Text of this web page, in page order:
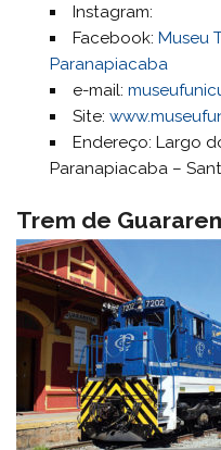
Instagram:
Facebook: Museu
Paranapiacaba
e-mail:
Site:
Endereço: Largo
Paranapiacaba –
Trem de